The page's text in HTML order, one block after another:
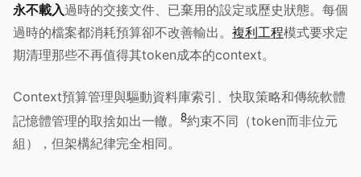
永不載入過時的交接文件、已棄用的設定或歷史狀態。每個
過時的檔案都消耗預算卻不改善輸出。 複利工程模式要求定
期清理那些不再值得其token成本的context。
Context預算管理與驅動資料庫索引、快取策略和傳統軟體
記憶體管理的取捨如出一轍。
8約束不同（token而非位元
組），但架構紀律完全相同。